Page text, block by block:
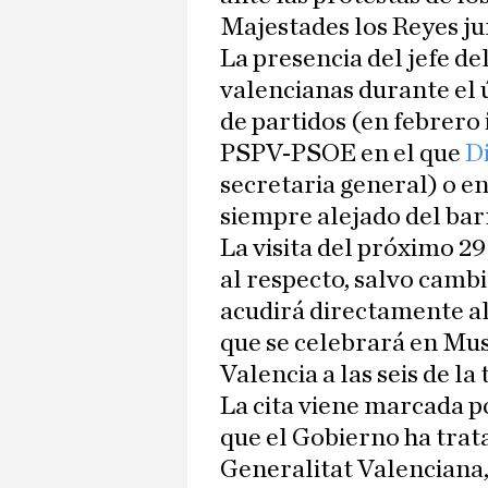
Majestades los Reyes
La presencia del jefe
valencianas durante el
de partidos (en
PSPV-PSOE en el que
secretaria general) o
siempre alejado del
La visita del próximo
al respecto, salvo
acudirá directamente
que se celebrará en
Valencia a las seis de la
La cita viene marcada
que el Gobierno ha
Generalitat